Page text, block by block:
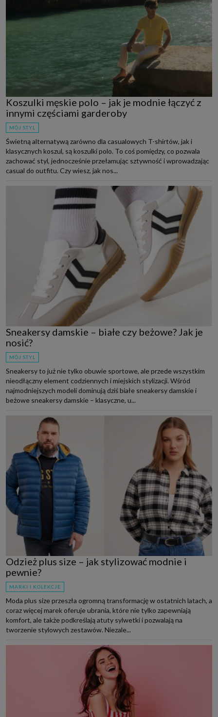
Koszulki męskie polo – jak je modnie łączyć z
innymi częściami garderoby
MÓJ STYL
Świetną alternatywą zarówno dla casualowych T-shirtów, jak i
klasycznych koszul, są koszulki polo. To coś pomiędzy, co pozwala
zachować styl, jednocześnie przełamując sztywność i wprowadzając
casual do outfitu. Czy wiesz, jak nos...
Sneakersy damskie – białe czy beżowe? Jak je
nosić?
MÓJ STYL
Sneakersy to już nie tylko obuwie sportowe, ale przede wszystkim
nieodłączny element codziennych i miejskich stylizacji. Wśród
najmodniejszych modeli dominują dziś białe sneakersy damskie i
beżowe sneakersy damskie – klasyczne, u...
Odzież plus size – jak stylizować modnie i
pewnie?
MARKI I KOLEKCJE
Moda plus size przeszła ogromną transformację w ostatnich latach, a
coraz więcej marek oferuje ubrania, które nie tylko zapewniają
komfort, ale także podkreślają atuty sylwetki i pozwalają na
tworzenie stylowych zestawów. Niezale...